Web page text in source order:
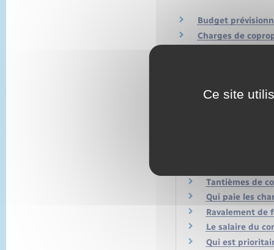
Budget
Charges de
Fonds de
Questions ?
Tantièmes de
Qui paie les
Ravalement de
Le salaire du
Qui est
Ce site